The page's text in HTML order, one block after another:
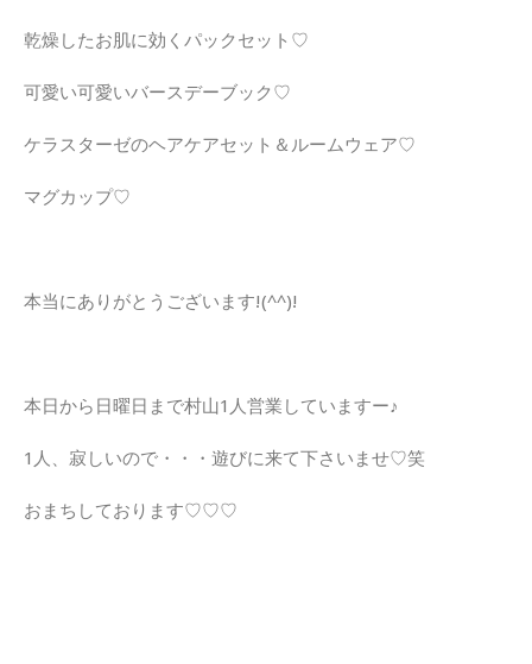
乾燥したお肌に効くパックセット♡
可愛い可愛いバースデーブック♡
ケラスターゼのヘアケアセット＆ルームウェア♡
マグカップ♡
本当にありがとうございます!(^^)!
本日から日曜日まで村山1人営業していますー♪
1人、寂しいので・・・遊びに来て下さいませ♡笑
おまちしております♡♡♡